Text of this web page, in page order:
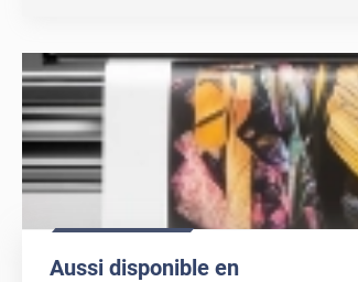
Aussi disponible en